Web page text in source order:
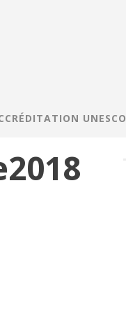
UNESCO